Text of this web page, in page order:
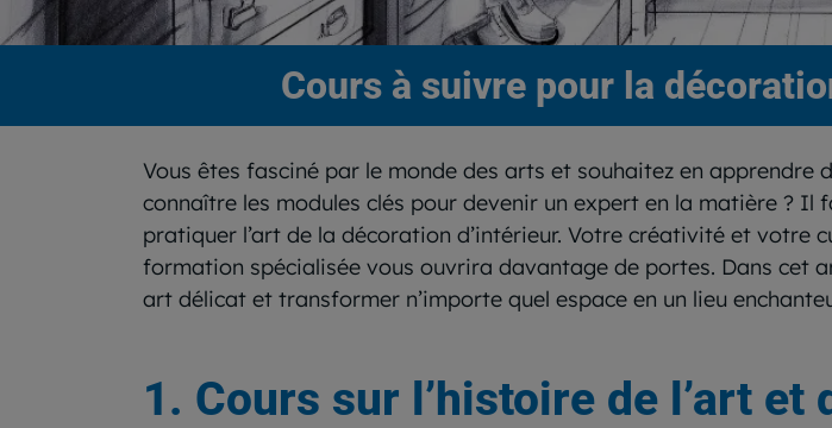
Cours à suivre pour la
Vous êtes fasciné par le monde des arts et souhaitez en apprendre
connaître les modules clés pour devenir un expert en la matière ? Il
pratiquer l’art de la décoration d’intérieur. Votre créativité et votre
formation spécialisée vous ouvrira davantage de portes. Dans cet
art délicat et transformer n’importe quel espace en un lieu
1. Cours sur l’histoire de l’art et